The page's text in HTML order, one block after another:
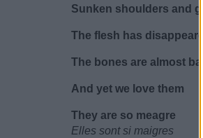
Sunken shoulders and
The flesh has
The bones are almost
And yet we love them
They are so meagre
Elles sont si maigres